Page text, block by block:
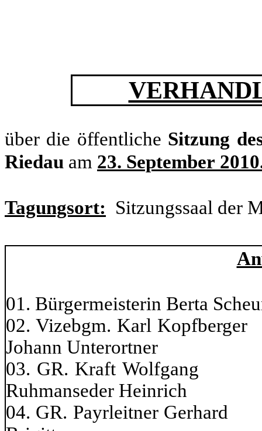
über die öffentliche Sitzung
Riedau am 23. September
Tagungsort: Sitzungssaal der
01. Bürgermeisterin Berta
02. Vizebgm. Karl
Johann Unterortner
03. GR. Kraft
Ruhmanseder Heinrich
04. GR.